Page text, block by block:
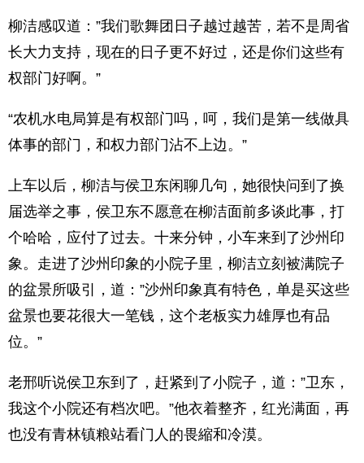
柳洁感叹道：”我们歌舞团日子越过越苦，若不是周省
长大力支持，现在的日子更不好过，还是你们这些有
权部门好啊。”
“农机水电局算是有权部门吗，呵，我们是第一线做具
体事的部门，和权力部门沾不上边。”
上车以后，柳洁与侯卫东闲聊几句，她很快问到了换
届选举之事，侯卫东不愿意在柳洁面前多谈此事，打
个哈哈，应付了过去。十来分钟，小车来到了沙州印
象。走进了沙州印象的小院子里，柳洁立刻被满院子
的盆景所吸引，道：”沙州印象真有特色，单是买这些
盆景也要花很大一笔钱，这个老板实力雄厚也有品
位。”
老邢听说侯卫东到了，赶紧到了小院子，道：”卫东，
我这个小院还有档次吧。”他衣着整齐，红光满面，再
也没有青林镇粮站看门人的畏縮和冷漠。